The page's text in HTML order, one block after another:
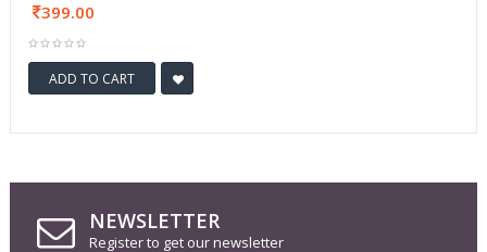
399.00
ADD TO CART
NEWSLETTER
Register to get our newsletter